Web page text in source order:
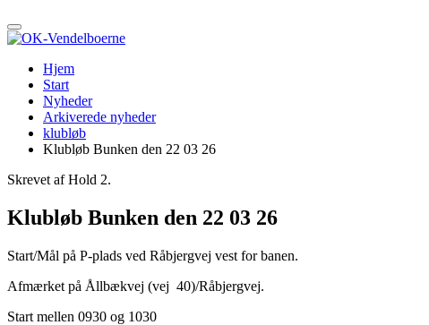
Hjem
Start
Nyheder
Arkiverede nyheder
klubløb
Klubløb Bunken den 22 03 26
Skrevet af Hold 2.
Klubløb Bunken den 22 03 26
Start/Mål på P-plads ved Råbjergvej vest for banen.
Afmærket på Ållbækvej (vej 40)/Råbjergvej.
Start mellen 0930 og 1030